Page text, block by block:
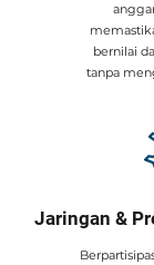
bernilai
tanpa
Jaringan &